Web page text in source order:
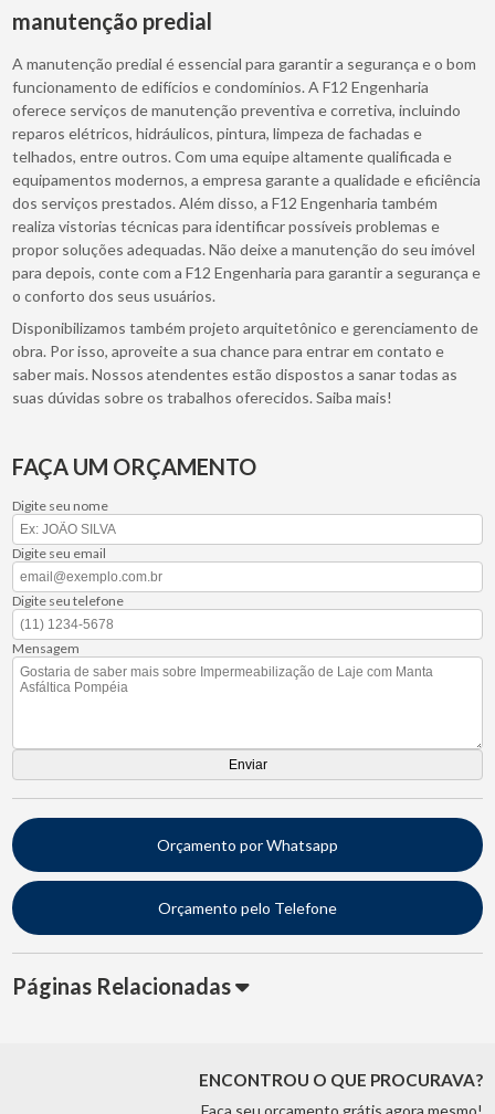
manutenção predial
A manutenção predial é essencial para garantir a segurança e o bom
funcionamento de edifícios e condomínios. A F12 Engenharia
oferece serviços de manutenção preventiva e corretiva, incluindo
reparos elétricos, hidráulicos, pintura, limpeza de fachadas e
telhados, entre outros. Com uma equipe altamente qualificada e
equipamentos modernos, a empresa garante a qualidade e eficiência
dos serviços prestados. Além disso, a F12 Engenharia também
realiza vistorias técnicas para identificar possíveis problemas e
propor soluções adequadas. Não deixe a manutenção do seu imóvel
para depois, conte com a F12 Engenharia para garantir a segurança e
o conforto dos seus usuários.
Disponibilizamos também projeto arquitetônico e gerenciamento de
obra. Por isso, aproveite a sua chance para entrar em contato e
saber mais. Nossos atendentes estão dispostos a sanar todas as
suas dúvidas sobre os trabalhos oferecidos. Saiba mais!
FAÇA UM ORÇAMENTO
Digite seu nome
Digite seu email
Digite seu telefone
Mensagem
Orçamento por Whatsapp
Orçamento pelo Telefone
Páginas Relacionadas
ENCONTROU O QUE PROCURAVA?